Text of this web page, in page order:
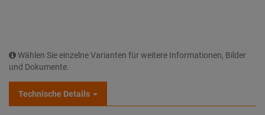
Wählen Sie einzelne Varianten für weitere Informationen, Bilder
und Dokumente.
Technische Details